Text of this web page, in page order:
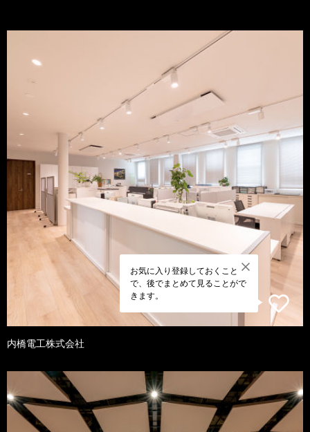
お気に入り登録しておくこと
で、後でまとめて見ることがで
きます。
内橋電工株式会社